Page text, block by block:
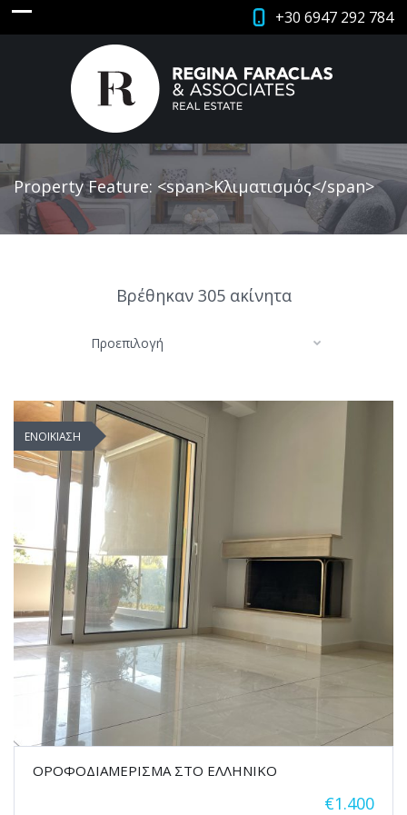
+30 6947 292 784
Property Feature: <span>Κλιματισμός</span>
Βρέθηκαν 305 ακίνητα
Προεπιλογή
ΕΝΟΙΚΙΑΣΗ
ΟΡΟΦΟΔΙΑΜΕΡΙΣΜΑ ΣΤΟ ΕΛΛΗΝΙΚΟ
€1.400